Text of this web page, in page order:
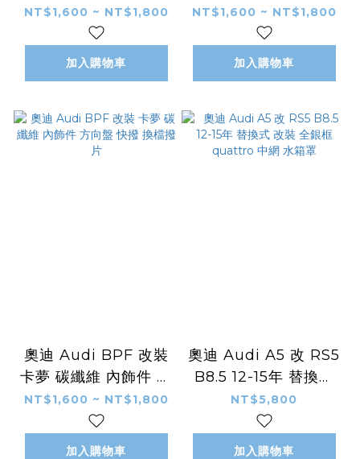
向盤 快撥 換檔撥片
NT$1,600 ~ NT$1,800
加入購物車
向盤 快撥 換檔撥片
NT$1,600 ~ NT$1,800
加入購物車
奧迪 Audi BPF 改裝
卡夢 碳纖維 內飾件 方
向盤 快撥 換檔撥片
NT$1,600 ~ NT$1,800
加入購物車
奧迪 Audi A5 改 RS5
B8.5 12-15年 替換式
改裝 全銀框 quattro
中網 水箱罩
NT$5,800
加入購物車